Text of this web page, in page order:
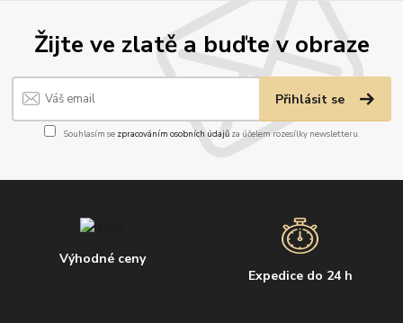
Žijte ve zlatě a buďte v obraze
Přihlásit se
Souhlasím se zpracováním osobních údajůza účelem rozesílky newsletteru.
Výhodné ceny
Expedice do 24 h